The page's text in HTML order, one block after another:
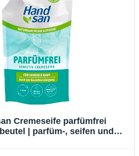
Cremeseife parfümfrei
| parfüm-, seifen und